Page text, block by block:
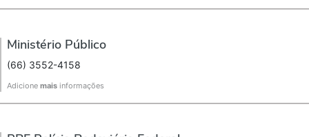
Ministério Público
(66) 3552-4158
Adicione mais informações